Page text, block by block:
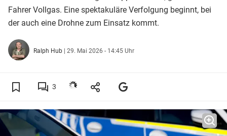
Fahrer Vollgas. Eine spektakuläre Verfolgung beginnt, bei
der auch eine Drohne zum Einsatz kommt.
Ralph Hub | 29. Mai 2026 - 14:45 Uhr
3